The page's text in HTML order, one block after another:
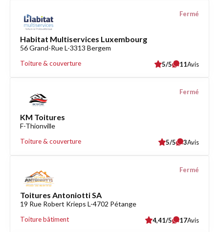
Habitat Multiservices Luxembourg
56 Grand-Rue L-3313 Bergem
Toiture & couverture
Fermé
5/5 11Avis
KM Toitures
F-Thionville
Toiture & couverture
Fermé
5/5 3Avis
Toitures Antoniotti SA
19 Rue Robert Krieps L-4702 Pétange
Toiture bâtiment
Fermé
4,41/5 17Avis